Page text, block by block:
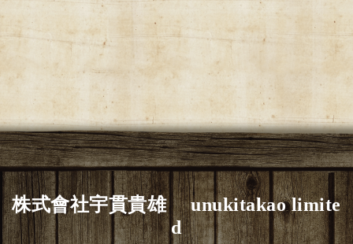
株式會社宇貫貴雄 unukitakao limite
d